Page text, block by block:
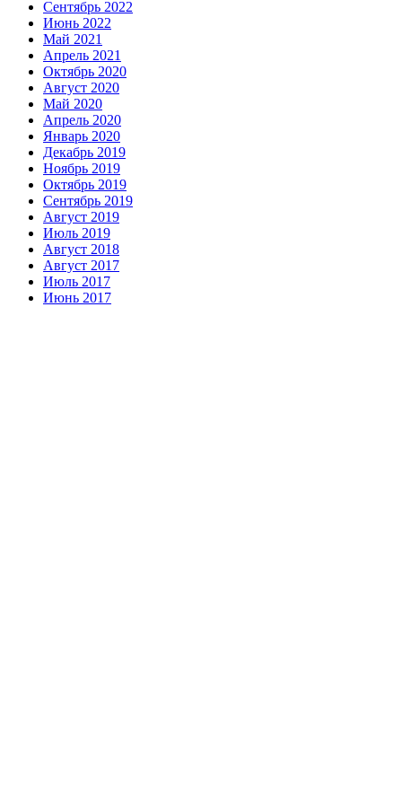
Сентябрь 2022
Июнь 2022
Май 2021
Апрель 2021
Октябрь 2020
Август 2020
Май 2020
Апрель 2020
Январь 2020
Декабрь 2019
Ноябрь 2019
Октябрь 2019
Сентябрь 2019
Август 2019
Июль 2019
Август 2018
Август 2017
Июль 2017
Июнь 2017